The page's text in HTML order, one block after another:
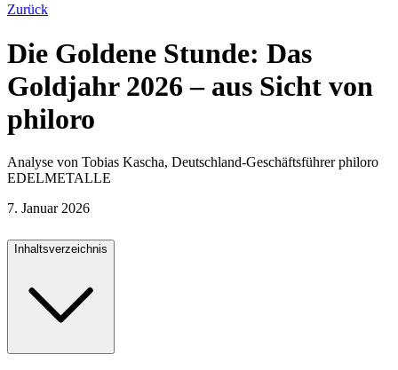
Zurück
Die Goldene Stunde: Das
Goldjahr 2026 – aus Sicht von
philoro
Analyse von Tobias Kascha, Deutschland-Geschäftsführer philoro
EDELMETALLE
7. Januar 2026
Inhaltsverzeichnis